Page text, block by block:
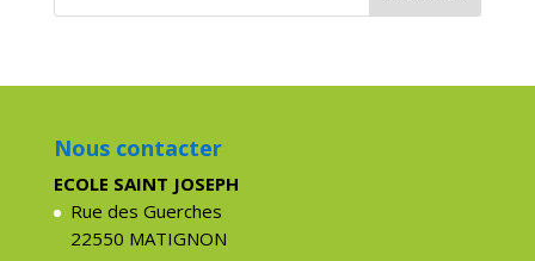
Nous contacter
ECOLE SAINT JOSEPH
Rue des Guerches
22550 MATIGNON